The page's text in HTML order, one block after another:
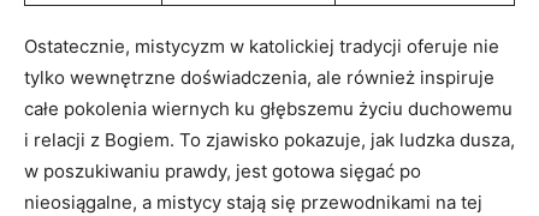
Ostatecznie, mistycyzm w katolickiej tradycji oferuje⁢ nie
tylko wewnętrzne doświadczenia, ale również inspiruje
całe ‌pokolenia wiernych ku głębszemu⁣ życiu duchowemu
i relacji​ z​ Bogiem. To zjawisko pokazuje, jak ludzka dusza,
w poszukiwaniu ⁢prawdy, ‌jest gotowa sięgać po
nieosiągalne, a mistycy stają się⁢ przewodnikami na tej